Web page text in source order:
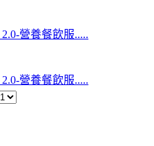
營養餐飲服.....
營養餐飲服.....